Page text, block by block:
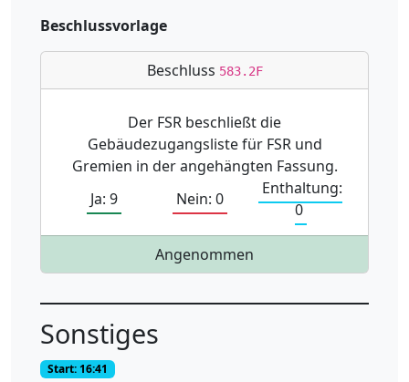
Beschlussvorlage
Beschluss 583.2F
Der FSR beschließt die
Gebäudezugangsliste für FSR und
Gremien in der angehängten Fassung.
Ja: 9
Nein: 0
Enthaltung:
0
Angenommen
Sonstiges
Start: 16:41